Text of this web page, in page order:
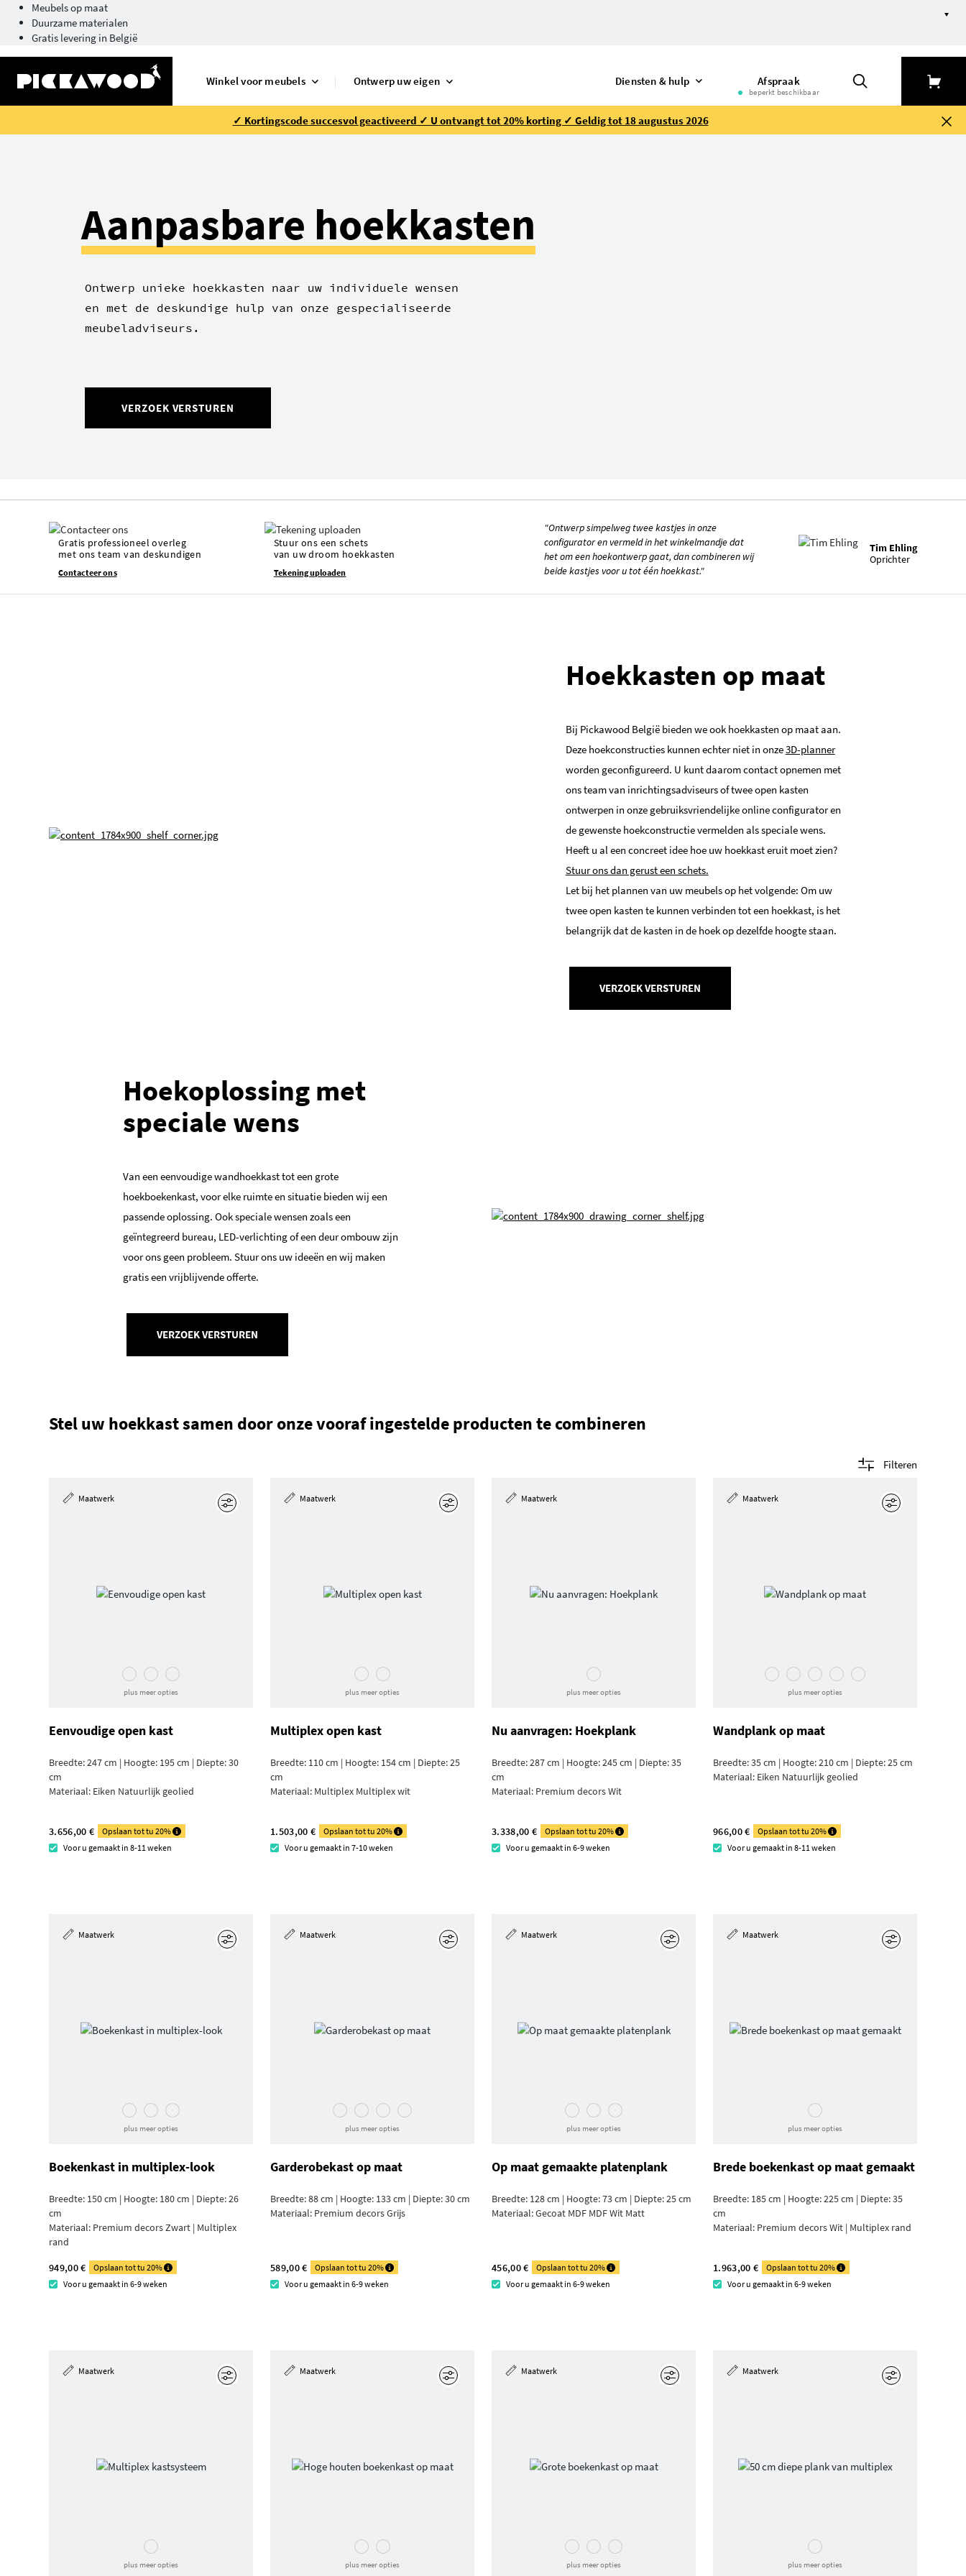
Meubels op maat
Duurzame materialen
Gratis levering in België
Winkel voor meubels Ontwerp uw eigen Diensten & hulp Afspraak
beperkt beschikbaar
✓ Kortingscode succesvol geactiveerd ✓ U ontvangt tot 20% korting ✓ Geldig tot 18 augustus 2026
Aanpasbare hoekkasten
Ontwerp unieke hoekkasten naar uw individuele wensen
en met de deskundige hulp van onze gespecialiseerde
meubeladviseurs.
VERZOEK VERSTUREN
Gratis professioneel overleg
met ons team van deskundigen
Contacteer ons
Stuur ons een schets
van uw droom hoekkasten
Tekening uploaden
"Ontwerp simpelweg twee kastjes in onze
configurator en vermeld in het winkelmandje dat
het om een hoekontwerp gaat, dan combineren wij
beide kastjes voor u tot één hoekkast."
Tim Ehling
Oprichter
Hoekkasten op maat
Bij Pickawood België bieden we ook hoekkasten op maat aan.
Deze hoekconstructies kunnen echter niet in onze3D-planner
worden geconfigureerd. U kunt daarom contact opnemen met
ons team van inrichtingsadviseurs of twee open kasten
ontwerpen in onze gebruiksvriendelijke online configurator en
de gewenste hoekconstructie vermelden als speciale wens.
Heeft u al een concreet idee hoe uw hoekkast eruit moet zien?
Stuur ons dan gerust een schets.
Let bij het plannen van uw meubels op het volgende: Om uw
twee open kasten te kunnen verbinden tot een hoekkast, is het
belangrijk dat de kasten in de hoek op dezelfde hoogte staan.
VERZOEK VERSTUREN
Hoekoplossing met
speciale wens
Van een eenvoudige wandhoekkast tot een grote
hoekboekenkast, voor elke ruimte en situatie bieden wij een
passende oplossing. Ook speciale wensen zoals een
geïntegreerd bureau, LED-verlichting of een deur ombouw zijn
voor ons geen probleem. Stuur ons uw ideeën en wij maken
gratis een vrijblijvende offerte.
VERZOEK VERSTUREN
Stel uw hoekkast samen door onze vooraf ingestelde producten te combineren
Filteren
Maatwerk
plus meer opties
Eenvoudige open kast
Breedte: 247 cm | Hoogte: 195 cm | Diepte: 30
cm
Materiaal: Eiken Natuurlijk geolied
3.656,00 €
Opslaan tot tu 20%
Voor u gemaakt in 8-11 weken
Maatwerk
plus meer opties
Multiplex open kast
Breedte: 110 cm | Hoogte: 154 cm | Diepte: 25
cm
Materiaal: Multiplex Multiplex wit
1.503,00 €
Opslaan tot tu 20%
Voor u gemaakt in 7-10 weken
Maatwerk
plus meer opties
Nu aanvragen: Hoekplank
Breedte: 287 cm | Hoogte: 245 cm | Diepte: 35
cm
Materiaal: Premium decors Wit
3.338,00 €
Opslaan tot tu 20%
Voor u gemaakt in 6-9 weken
Maatwerk
plus meer opties
Wandplank op maat
Breedte: 35 cm | Hoogte: 210 cm | Diepte: 25 cm
Materiaal: Eiken Natuurlijk geolied
966,00 €
Opslaan tot tu 20%
Voor u gemaakt in 8-11 weken
Maatwerk
plus meer opties
Boekenkast in multiplex-look
Breedte: 150 cm | Hoogte: 180 cm | Diepte: 26
cm
Materiaal: Premium decors Zwart | Multiplex
rand
949,00 €
Opslaan tot tu 20%
Voor u gemaakt in 6-9 weken
Maatwerk
plus meer opties
Garderobekast op maat
Breedte: 88 cm | Hoogte: 133 cm | Diepte: 30 cm
Materiaal: Premium decors Grijs
589,00 €
Opslaan tot tu 20%
Voor u gemaakt in 6-9 weken
Maatwerk
plus meer opties
Op maat gemaakte platenplank
Breedte: 128 cm | Hoogte: 73 cm | Diepte: 25 cm
Materiaal:Gecoat MDF MDF Wit Matt
456,00 €
Opslaan tot tu 20%
Voor u gemaakt in 6-9 weken
Maatwerk
plus meer opties
Brede boekenkast op maat gemaakt
Breedte: 185 cm | Hoogte: 225 cm | Diepte: 35
cm
Materiaal: Premium decors Wit | Multiplex rand
1.963,00 €
Opslaan tot tu 20%
Voor u gemaakt in 6-9 weken
Maatwerk
plus meer opties
Maatwerk
plus meer opties
Maatwerk
plus meer opties
Maatwerk
plus meer opties